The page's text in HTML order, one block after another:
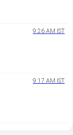
9:26 AM IST
9:17 AM IST